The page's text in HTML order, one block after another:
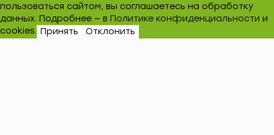
пользоваться сайтом, вы соглашаетесь на обработку
данных. Подробнее — в Политике конфиденциальности и
cookies. Принять Отклонить